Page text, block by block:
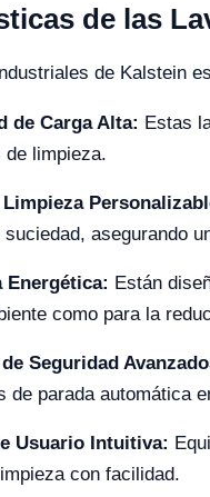
de las
de Kalstein
de Carga Alta: Estas
de limpieza.
asegurando
Energética: Están
como para la
Seguridad
de parada automática
Usuario Intuitiva:
con facilidad.